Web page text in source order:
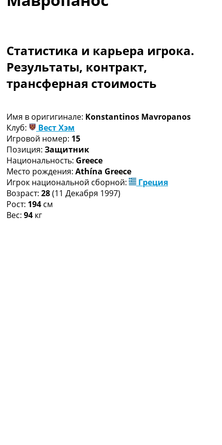
Коллективный прогноз
Украина. Первая Лига
Лига Чемпионов
Англия. Премьер Лига
Испания. Ла Лига
Таблицы групп Чемпионата Мира
Украина. Премьер-Лига
Украина. Первая Лига
Лига Чемпионов. Таблицы групп
Англия. Премьер-Лига
Испания. Ла Лига
Все таблицы >>>
Рейтинги
Рейтинг стран УЕФА
Статистика и карьера игрока.
Результаты, контракт,
трансферная стоимость
Имя в оригигинале: Konstantinos Mavropanos
Клуб:
Вест Хэм
Игровой номер: 15
Позиция: Защитник
Национальность: Greece
Место рождения: Athína Greece
Игрок национальной сборной:
Греция
Возраст: 28(11 Декабря 1997)
Рост: 194 см
Вес: 94 кг